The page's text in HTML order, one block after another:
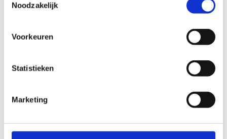
Noodzakelijk
Voorkeuren
Statistieken
Marketing